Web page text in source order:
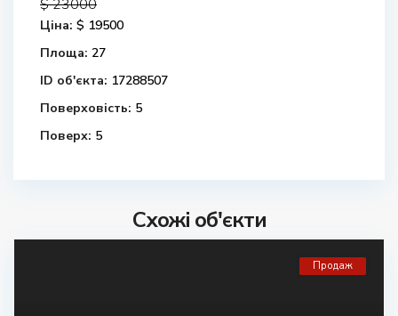
$ 23000
Ціна: $ 19500
Площа: 27
ID об'єкта: 17288507
Поверховість: 5
Поверх: 5
Схожі об'єкти
Продаж